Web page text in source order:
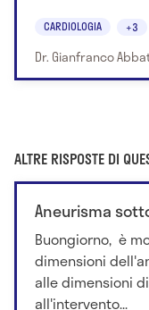
CARDIOLOGIA +3
Dr. Gianfranco
ALTRE RISPOSTE DI
Aneurisma
Buongiorno, è
dimensioni
alle dimensioni
all'intervento...